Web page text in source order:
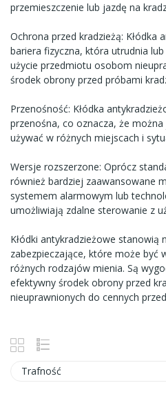
przemieszczenie lub jazdę na
Ochrona przed kradzieżą: Kłódka
bariera fizyczna, która utrudnia
użycie przedmiotu osobom
środek obrony przed próbami
Przenośność: Kłódka
przenośna, co oznacza, że
używać w różnych miejscach i
Wersje rozszerzone: Oprócz
również bardziej zaawansowane
systemem alarmowym lub
umożliwiają zdalne sterowanie z
Kłódki antykradzieżowe stanowią
zabezpieczające, które może być
różnych rodzajów mienia. Są
efektywny środek obrony przed
nieuprawnionych do cennych
Trafność